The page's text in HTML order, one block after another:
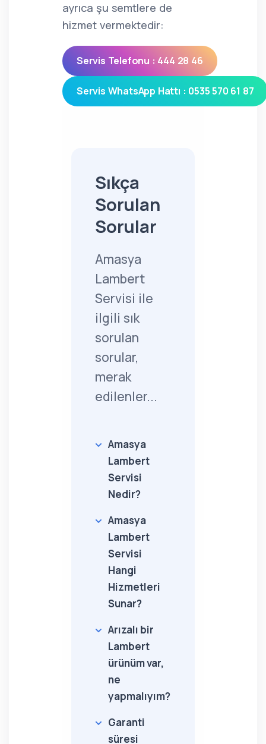
ayrıca şu semtlere de
hizmet vermektedir:
Servis Telefonu : 444 28 46
Servis WhatsApp Hattı : 0535 570 61 87
Sıkça
Sorulan
Sorular
Amasya
Lambert
Servisi ile
ilgili sık
sorulan
sorular,
merak
edilenler...
Amasya
Lambert
Servisi
Nedir?
Amasya
Lambert
Servisi
Hangi
Hizmetleri
Sunar?
Arızalı bir
Lambert
ürünüm var,
ne
yapmalıyım?
Garanti
süresi